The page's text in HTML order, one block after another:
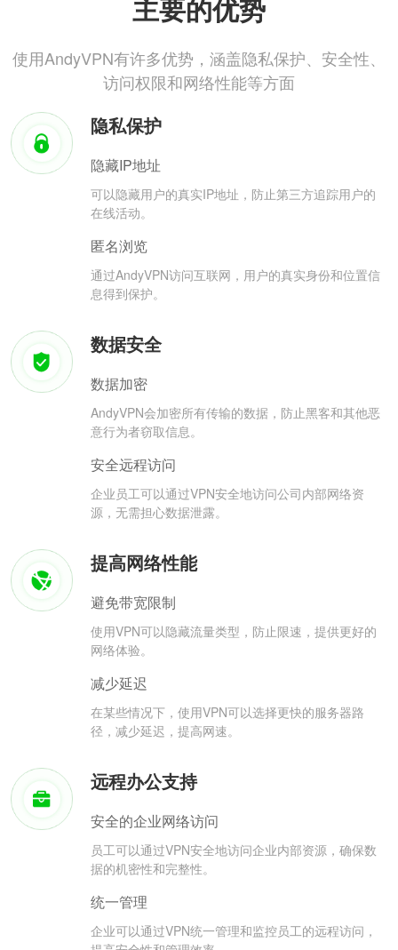
主要的优势
使用AndyVPN有许多优势，涵盖隐私保护、安全性、
访问权限和网络性能等方面
隐私保护
隐藏IP地址
可以隐藏用户的真实IP地址，防止第三方追踪用户的
在线活动。
匿名浏览
通过AndyVPN访问互联网，用户的真实身份和位置信
息得到保护。
数据安全
数据加密
AndyVPN会加密所有传输的数据，防止黑客和其他恶
意行为者窃取信息。
安全远程访问
企业员工可以通过VPN安全地访问公司内部网络资
源，无需担心数据泄露。
提高网络性能
避免带宽限制
使用VPN可以隐藏流量类型，防止限速，提供更好的
网络体验。
减少延迟
在某些情况下，使用VPN可以选择更快的服务器路
径，减少延迟，提高网速。
远程办公支持
安全的企业网络访问
员工可以通过VPN安全地访问企业内部资源，确保数
据的机密性和完整性。
统一管理
企业可以通过VPN统一管理和监控员工的远程访问，